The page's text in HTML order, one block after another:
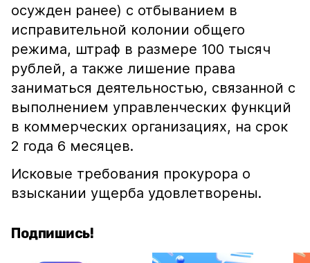
осужден ранее) с отбыванием в
исправительной колонии общего
режима, штраф в размере 100 тысяч
рублей, а также лишение права
заниматься деятельностью, связанной с
выполнением управленческих функций
в коммерческих организациях, на срок
2 года 6 месяцев.
Исковые требования прокурора о
взыскании ущерба удовлетворены.
Подпишись!